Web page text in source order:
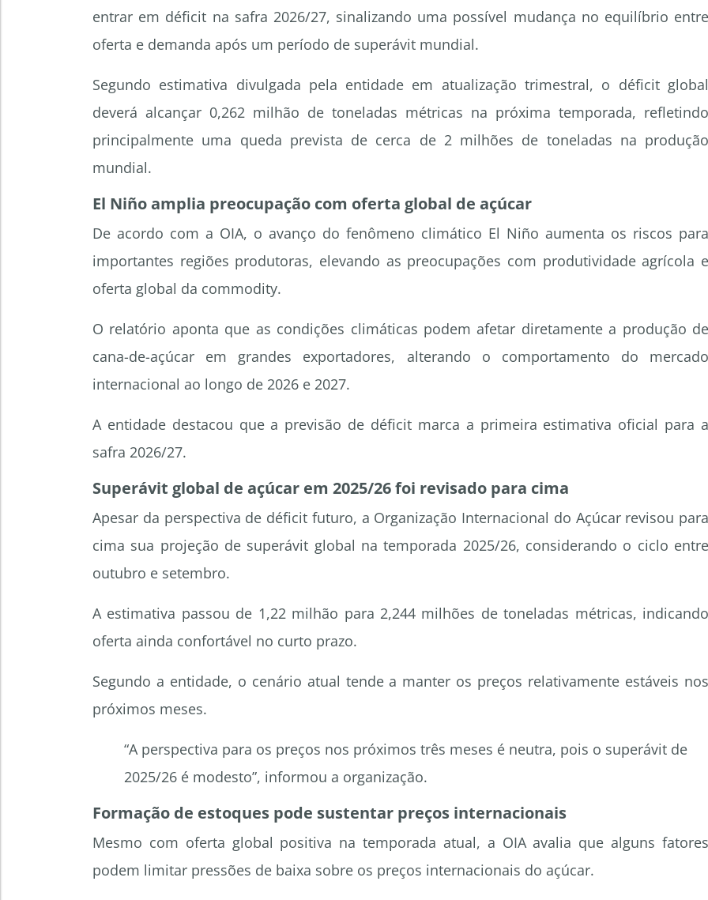
entrar em déficit na safra 2026/27, sinalizando uma possível mudança no equilíbrio entre
oferta e demanda após um período de superávit mundial.
Segundo estimativa divulgada pela entidade em atualização trimestral, o déficit global
deverá alcançar 0,262 milhão de toneladas métricas na próxima temporada, refletindo
principalmente uma queda prevista de cerca de 2 milhões de toneladas na produção
mundial.
El Niño amplia preocupação com oferta global de açúcar
De acordo com a OIA, o avanço do fenômeno climático El Niño aumenta os riscos para
importantes regiões produtoras, elevando as preocupações com produtividade agrícola e
oferta global da commodity.
O relatório aponta que as condições climáticas podem afetar diretamente a produção de
cana-de-açúcar em grandes exportadores, alterando o comportamento do mercado
internacional ao longo de 2026 e 2027.
A entidade destacou que a previsão de déficit marca a primeira estimativa oficial para a
safra 2026/27.
Superávit global de açúcar em 2025/26 foi revisado para cima
Apesar da perspectiva de déficit futuro, a Organização Internacional do Açúcar revisou para
cima sua projeção de superávit global na temporada 2025/26, considerando o ciclo entre
outubro e setembro.
A estimativa passou de 1,22 milhão para 2,244 milhões de toneladas métricas, indicando
oferta ainda confortável no curto prazo.
Segundo a entidade, o cenário atual tende a manter os preços relativamente estáveis nos
próximos meses.
“A perspectiva para os preços nos próximos três meses é neutra, pois o superávit de
2025/26 é modesto”, informou a organização.
Formação de estoques pode sustentar preços internacionais
Mesmo com oferta global positiva na temporada atual, a OIA avalia que alguns fatores
podem limitar pressões de baixa sobre os preços internacionais do açúcar.